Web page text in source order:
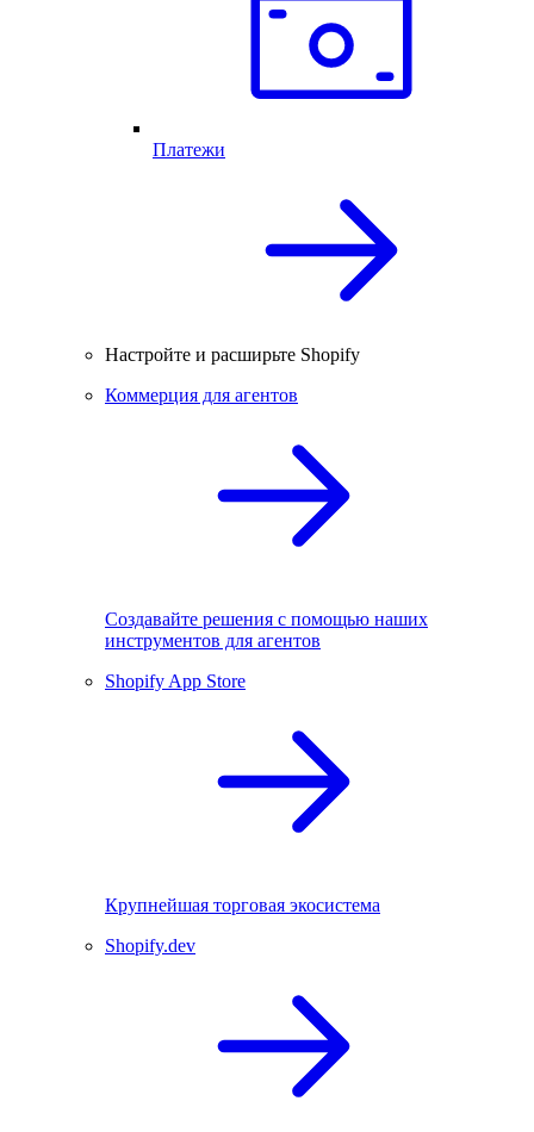
Платежи
Настройте и расширьте Shopify
Коммерция для агентов
Создавайте решения с помощью наших
инструментов для агентов
Shopify App Store
Крупнейшая торговая экосистема
Shopify.dev